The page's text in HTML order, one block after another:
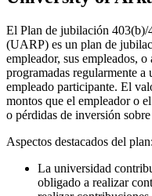
El Plan de jubilación
(UARP) es un plan de
empleador, sus empleados,
programadas regularmente a
empleado participante. El
montos que el empleador o
o pérdidas de inversión
Aspectos destacados del plan:
La universidad
obligado a realizar